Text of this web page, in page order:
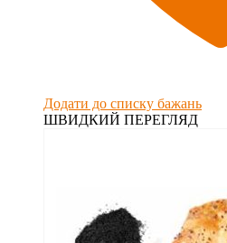
Додати до списку бажань
ШВИДКИЙ ПЕРЕГЛЯД